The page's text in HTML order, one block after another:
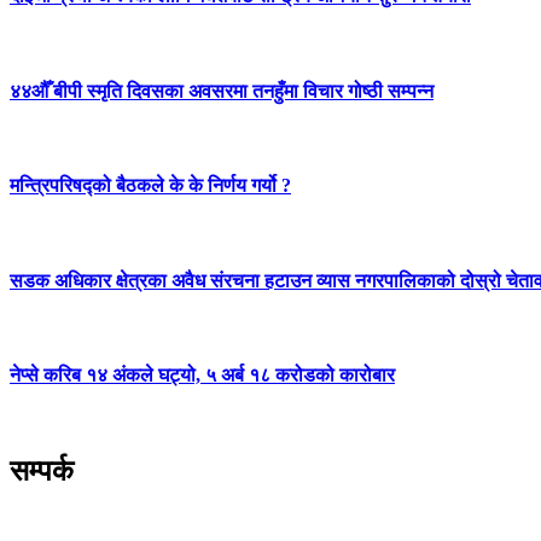
४४औँ बीपी स्मृति दिवसका अवसरमा तनहुँमा विचार गोष्ठी सम्पन्न
मन्त्रिपरिषद्को बैठकले के के निर्णय गर्यो ?
सडक अधिकार क्षेत्रका अवैध संरचना हटाउन व्यास नगरपालिकाको दोस्रो
नेप्से करिब १४ अंकले घट्यो, ५ अर्ब १८ करोडको कारोबार
सम्पर्क